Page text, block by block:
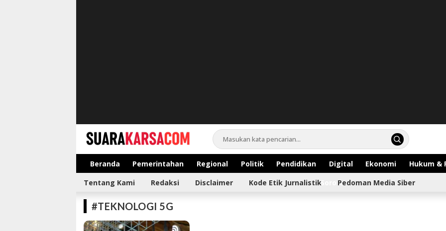
suarakarsa.com
Informasi terpercaya
Beranda Pemerintahan Regional Politik Pendidikan Digital Ekonomi Hukum &
Sorotan
Tentang Kami Redaksi Disclaimer Kode Etik Jurnalistik Pedoman Media Siber
#TEKNOLOGI 5G